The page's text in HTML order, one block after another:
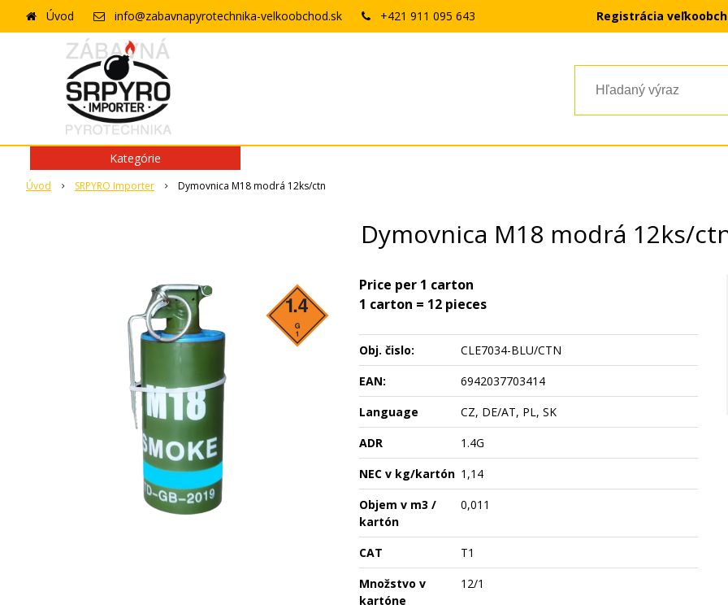
Úvod info@zabavnapyrotechnika-velkoobchod.sk +421 911 095 643 Registrácia
Úvod SRPYRO Importer Dymovnica M18 modrá 12ks/ctn
Dymovnica M18 modrá 12ks/
Price per 1 carton
1 carton = 12 pieces
Obj. čislo:
CLE7034-BLU/CTN
EAN:
6942037703414
Language
CZ, DE/AT, PL, SK
ADR
1.4G
NEC v kg/kartón 1,14
Objem v m3 /
kartón
0,011
CAT
T1
Množstvo v
kartóne
12/1
Kategórie